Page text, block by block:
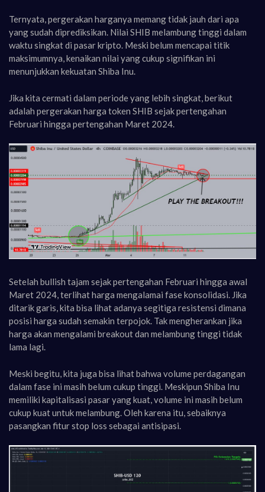
Ternyata, pergerakan harganya memang tidak jauh dari apa
yang sudah diprediksikan. Nilai SHIB melambung tinggi dalam
waktu singkat di pasar kripto. Meski belum mencapai titik
maksimumnya, kenaikan nilai yang cukup signifikan ini
menunjukkan kekuatan Shiba Inu.
Jika kita cermati dalam periode yang lebih singkat, berikut
adalah pergerakan harga token SHIB sejak pertengahan
Februari hingga pertengahan Maret 2024.
Setelah bullish tajam sejak pertengahan Februari hingga awal
Maret 2024, terlihat harga mengalamai fase konsolidasi. Jika
ditarik garis, kita bisa lihat adanya segitiga resistensi dimana
posisi harga sudah semakin terpojok. Tak mengherankan jika
harga akan mengalami breakout dan melambung tinggi tidak
lama lagi.
Meski begitu, kita juga bisa lihat bahwa volume perdagangan
dalam fase ini masih belum cukup tinggi. Meskipun Shiba Inu
memiliki kapitalisasi pasar yang kuat, volume ini masih belum
cukup kuat untuk melambung. Oleh karena itu, sebaiknya
pasangkan fitur stop loss sebagai antisipasi.